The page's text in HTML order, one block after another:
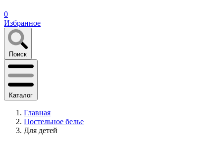
0
Избранное
Поиск
Каталог
Главная
Постельное белье
Для детей